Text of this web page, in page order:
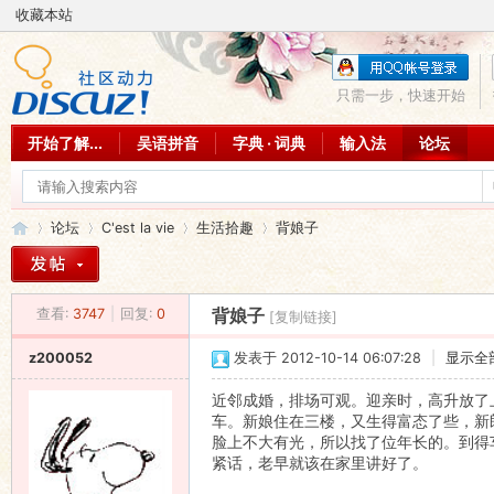
收藏本站
只需一步，快速开始
开始了解... 吴语拼音 字典 · 词典 输入法 论坛
论坛
›
C'est la vie 生活拾趣
›
背娘子
查看: 3747 回复: 0 背娘子 [复制链接]
z200052 发表于 2012-10-14 06:07:28 显示全
近邻成婚，排场可观。迎亲时，高升放
车。新娘住在三楼，又生得富态了些，
脸上不大有光，所以找了位年长的。到
紧话，老早就该在家里讲好了。